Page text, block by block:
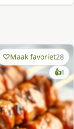
Maak favoriet28
👍1